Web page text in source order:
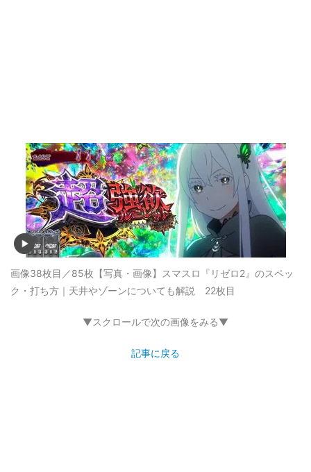
画像38枚目／85枚 【写真・画像】スマスロ『リゼロ2』のスペッ
ク・打ち方｜天井やゾーンについても解説 22枚目
▼スクロールで次の画像をみる▼
記事に戻る